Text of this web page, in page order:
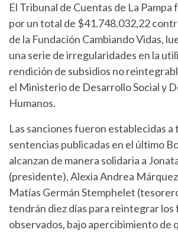
El Tribunal de Cuentas de La Pampa
por un total de $41.748.032,22
de la Fundación Cambiando Vidas,
una serie de irregularidades en la
rendición de subsidios no
el Ministerio de Desarrollo Social y
Humanos.
Las sanciones fueron establecidas a
sentencias publicadas en el último
alcanzan de manera solidaria a
(presidente), Alexia Andrea
Matías Germán Stemphelet
tendrán diez días para reintegrar los
observados, bajo apercibimiento de